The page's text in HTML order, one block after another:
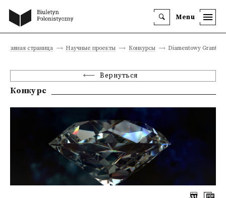
Menu
Главная страница Научные проекты Конкурсы Diamentowy Grant
Вернуться
Конкурс